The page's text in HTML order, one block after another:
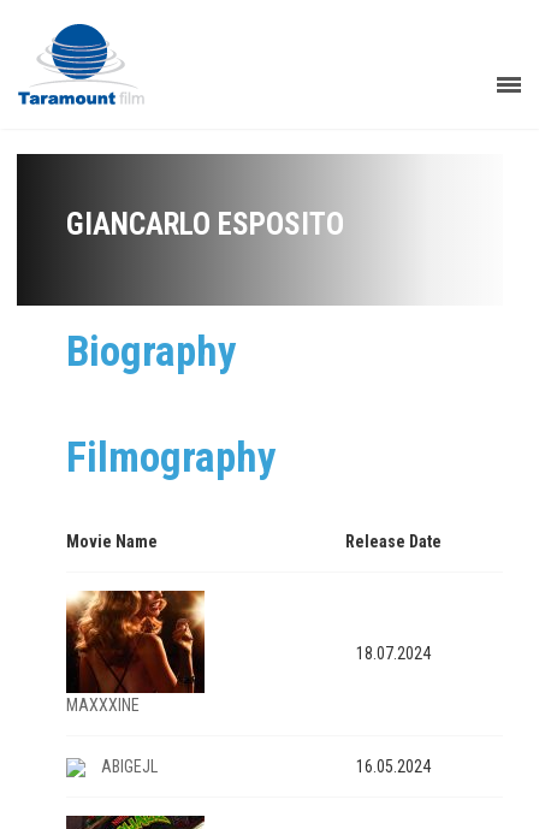
GIANCARLO ESPOSITO
Biography
Filmography
Movie Name Release Date
MAXXXINE
18.07.2024
ABIGEJL 16.05.2024